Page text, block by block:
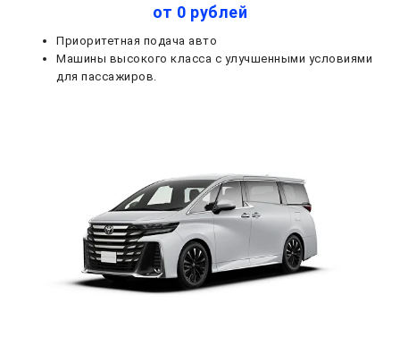
от 0 рублей
Приоритетная подача авто
Машины высокого класса с улучшенными условиями
для пассажиров.